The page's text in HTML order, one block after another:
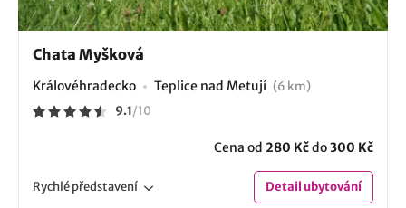
Chata Myšková
Královéhradecko Teplice nad Metují (6 km)
9.1/10
Cena od 280 Kčdo300 Kč
Rychlépředstavení Detailubytování